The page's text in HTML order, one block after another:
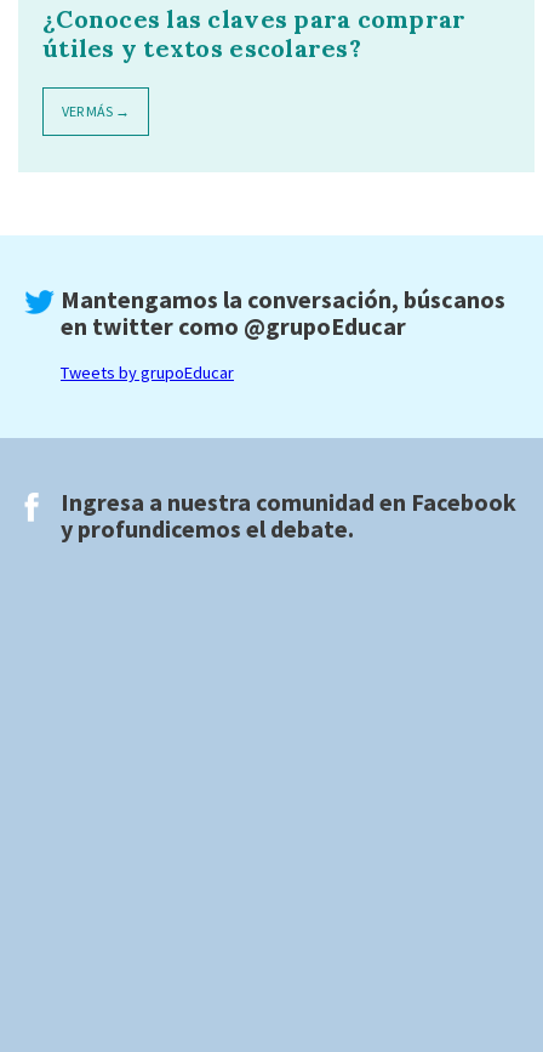
¿Conoces las claves para comprar
útiles y textos escolares?
VER MÁS →
Mantengamos la conversación, búscanos
en twitter como @grupoEducar
Tweets by grupoEducar
Ingresa a nuestra comunidad en Facebook
y profundicemos el debate.